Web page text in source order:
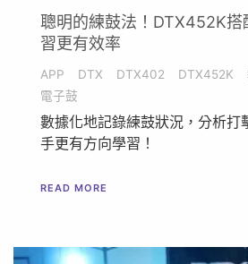
聰明的練鼓法！DTX452K搭
習更有效率
APP DTX DTX402 DTX452K
電子鼓
數據化地記錄練鼓狀況，分析打
手更有方向學習！
READ MORE